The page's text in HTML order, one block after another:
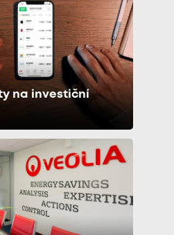
na investiční